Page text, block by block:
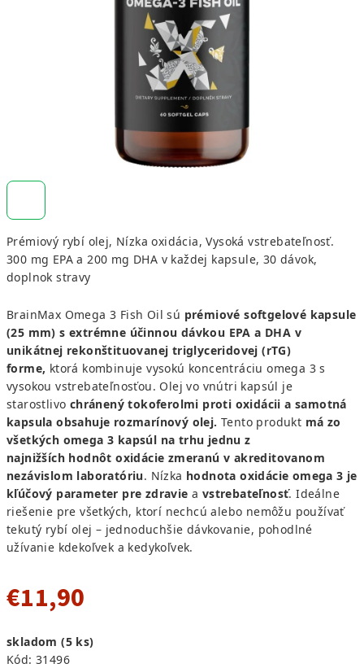
Prémiový rybí olej, Nízka oxidácia, Vysoká vstrebateľnosť.
300 mg EPA a 200 mg DHA v každej kapsule, 30 dávok,
doplnok stravy
BrainMax Omega 3 Fish Oil sú prémiové softgelové kapsule
(25 mm) s extrémne účinnou dávkou EPA a DHA v
unikátnej rekonštituovanej triglyceridovej (rTG)
forme, ktorá kombinuje vysokú koncentráciu omega 3 s
vysokou vstrebateľnosťou. Olej vo vnútri kapsúl je
starostlivo chránený tokoferolmi proti oxidácii a samotná
kapsula obsahuje rozmarínový olej. Tento produkt má zo
všetkých omega 3 kapsúl na trhu jednu z
najnižších hodnôt oxidácie zmeranú v akreditovanom
nezávislom laboratóriu. Nízka hodnota oxidácie omega 3 je
kľúčový parameter pre zdravie a vstrebateľnosť. Ideálne
riešenie pre všetkých, ktorí nechcú alebo nemôžu používať
tekutý rybí olej – jednoduchšie dávkovanie, pohodlné
užívanie kdekoľvek a kedykoľvek.
€11,90
cena:
skladom(5 ks)
Kód: 31496
hviezdičiek.